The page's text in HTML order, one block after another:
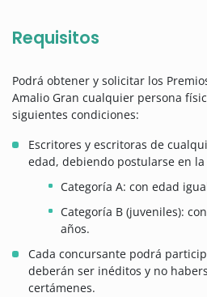
Requisitos
Podrá obtener y solicitar los
Amalio Gran cualquier persona
siguientes condiciones:
Escritores y escritoras de
edad, debiendo postularse en
Categoría A: con edad
Categoría B (juveniles):
años.
Cada concursante podrá
deberán ser inéditos y no
certámenes.